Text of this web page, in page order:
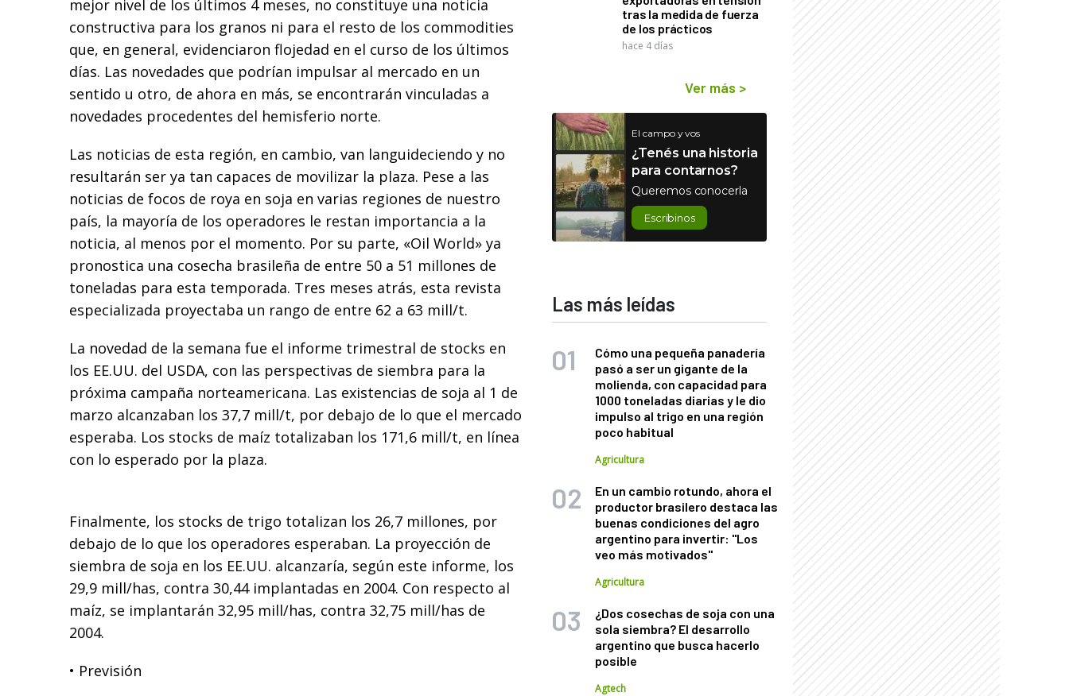
mejor nivel de los últimos 4 meses, no constituye una noticia
constructiva para los granos ni para el resto de los commodities
que, en general, evidenciaron flojedad en el curso de los últimos
días. Las novedades que podrían impulsar al mercado en un
sentido u otro, de ahora en más, se encontrarán vinculadas a
novedades procedentes del hemisferio norte.
Las noticias de esta región, en cambio, van languideciendo y no
resultarán ser ya tan capaces de movilizar la plaza. Pese a las
noticias de focos de roya en soja en varias regiones de nuestro
país, la mayoría de los operadores le restan importancia a la
noticia, al menos por el momento. Por su parte, «Oil World» ya
pronostica una cosecha brasileña de entre 50 a 51 millones de
toneladas para esta temporada. Tres meses atrás, esta revista
especializada proyectaba un rango de entre 62 a 63 mill/t.
La novedad de la semana fue el informe trimestral de stocks en
los EE.UU. del USDA, con las perspectivas de siembra para la
próxima campaña norteamericana. Las existencias de soja al 1 de
marzo alcanzaban los 37,7 mill/t, por debajo de lo que el mercado
esperaba. Los stocks de maíz totalizaban los 171,6 mill/t, en línea
con lo esperado por la plaza.
Finalmente, los stocks de trigo totalizan los 26,7 millones, por
debajo de lo que los operadores esperaban. La proyección de
siembra de soja en los EE.UU. alcanzaría, según este informe, los
29,9 mill/has, contra 30,44 implantadas en 2004. Con respecto al
maíz, se implantarán 32,95 mill/has, contra 32,75 mill/has de
2004.
• Previsión
tras la medida de fuerza
de los prácticos
hace 4 días
Ver más >
El campo y vos
¿Tenés una historia
para contarnos?
Queremos conocerla
Escribinos
Las más leídas
Cómo una pequeña panadería
pasó a ser un gigante de la
molienda, con capacidad para
1000 toneladas diarias y le dio
impulso al trigo en una región
poco habitual
Agricultura
En un cambio rotundo, ahora el
productor brasilero destaca las
buenas condiciones del agro
argentino para invertir: "Los
veo más motivados"
Agricultura
¿Dos cosechas de soja con una
sola siembra? El desarrollo
argentino que busca hacerlo
posible
Agtech